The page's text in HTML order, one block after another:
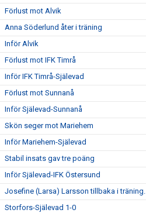
Förlust mot Alvik
Anna Söderlund åter i träning
Inför Alvik
Förlust mot IFK Timrå
Inför IFK Timrå-Själevad
Förlust mot Sunnanå
Inför Själevad-Sunnanå
Skön seger mot Mariehem
Inför Mariehem-Själevad
Stabil insats gav tre poäng
Inför Själevad-IFK Östersund
Josefine (Larsa) Larsson tillbaka i träning.
Storfors-Själevad 1-0